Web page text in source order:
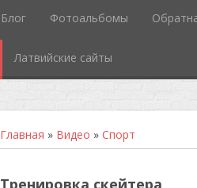
Блог Фотоальбомы
Латвийские сайты
Главная » Видео » Спорт
Тренировка скейтера